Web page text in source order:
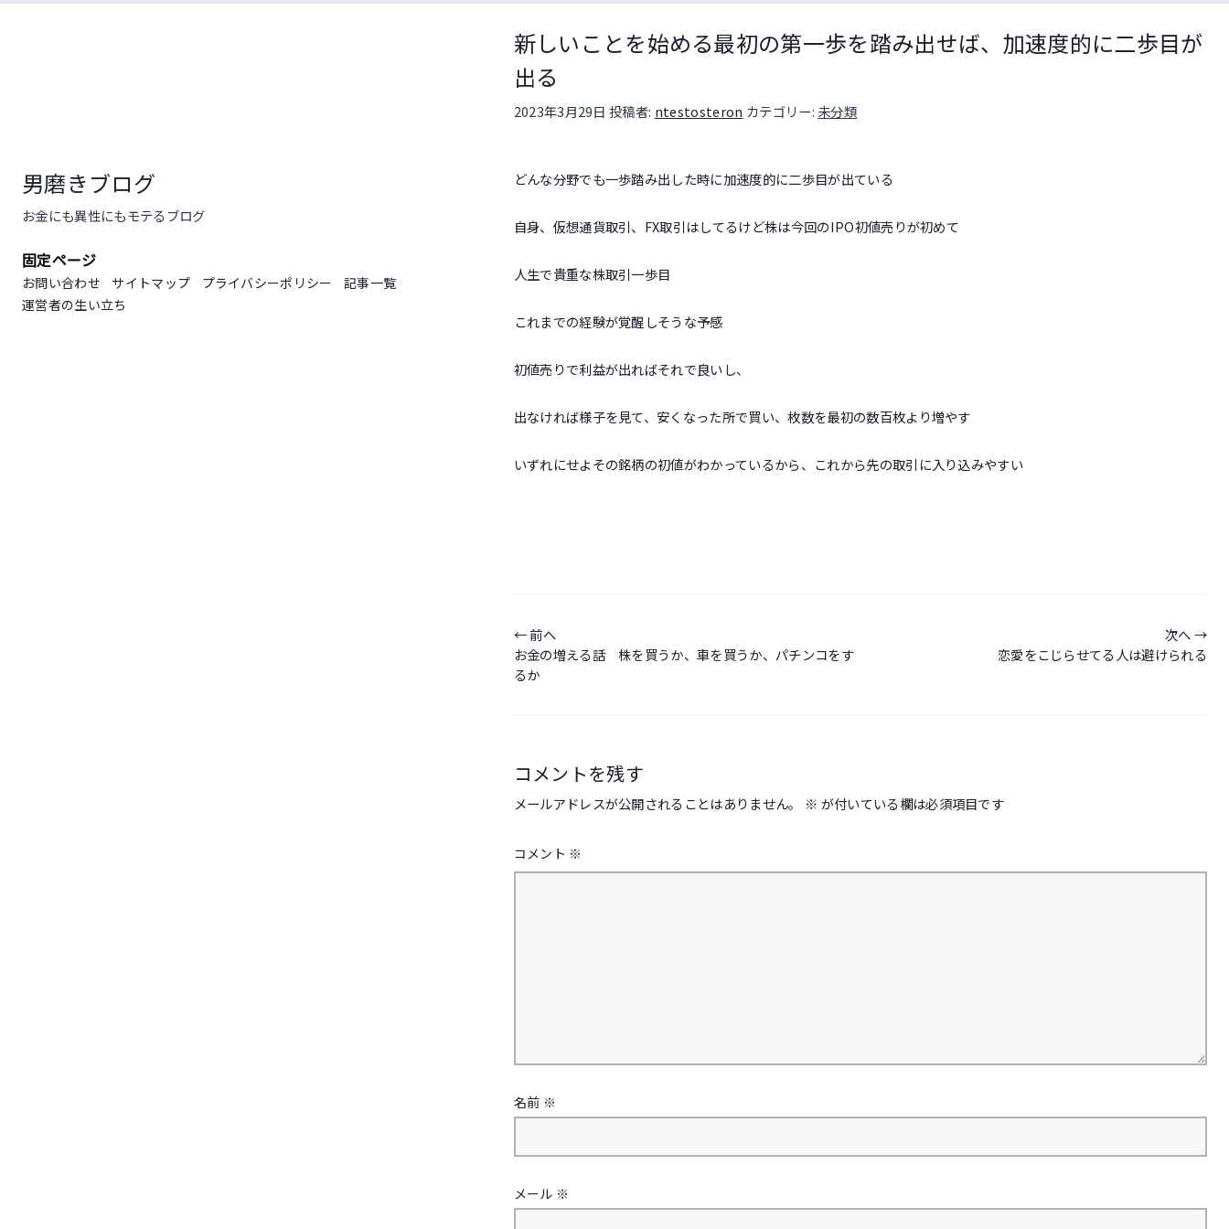
男磨きブログ
お金にも異性にもモテるブログ
固定ページ
お問い合わせ サイトマップ プライバシーポリシー
記事一覧
運営者の生い立ち
新しいことを始める最初の第一歩を踏み出せば、加速度的に二歩目が
出る
投稿日:
2023年3月29日 投稿者: ntestosteron カテゴリー: 未分類
どんな分野でも一歩踏み出した時に加速度的に二歩目が出ている
自身、仮想通貨取引、FX取引はしてるけど株は今回のIPO初値売りが初めて
人生で貴重な株取引一歩目
これまでの経験が覚醒しそうな予感
初値売りで利益が出ればそれで良いし、
出なければ様子を見て、安くなった所で買い、枚数を最初の数百枚より増やす
いずれにせよその銘柄の初値がわかっているから、これから先の取引に入り込みやすい
稿
ナ
シ
ョ
前へ
お金の増える話 株を買うか、車を買うか、パチンコをす
るか
次へ
恋愛をこじらせてる人は避けられる
コメントを残す
メールアドレスが公開されることはありません。 ※ が付いている欄は必須項目です
コメント ※
名前 ※
メール ※